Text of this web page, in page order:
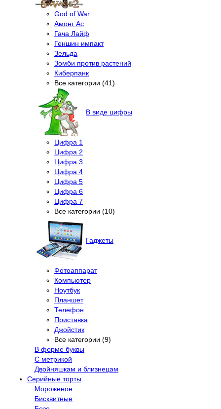
God of War
Амонг Ас
Гача Лайф
Геншин импакт
Зельда
Зомби против растений
Киберпанк
Все категории (41)
В виде цифры
Цифра 1
Цифра 2
Цифра 3
Цифра 4
Цифра 5
Цифра 6
Цифра 7
Все категории (10)
Гаджеты
Фотоаппарат
Компьютер
Ноутбук
Планшет
Телефон
Приставка
Джойстик
Все категории (9)
В форме буквы
С метрикой
Двойняшкам и близнецам
Серийные торты
Мороженое
Бисквитные